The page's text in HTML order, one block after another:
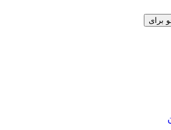
برای